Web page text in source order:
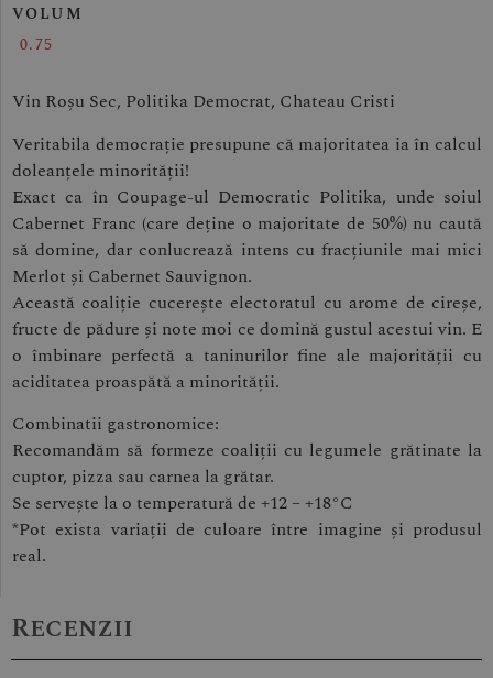
VOLUM
0.75
Vin Roșu Sec, Politika Democrat, Chateau Cristi
Veritabila democrație presupune că majoritatea ia în calcul
doleanțele minorității!
Exact ca în Coupage-ul Democratic Politika, unde soiul
Cabernet Franc (care deține o majoritate de 50%) nu caută
să domine, dar conlucrează intens cu fracțiunile mai mici
Merlot și Cabernet Sauvignon.
Această coaliție cucerește electoratul cu arome de cireșe,
fructe de pădure și note moi ce domină gustul acestui vin. E
o îmbinare perfectă a taninurilor fine ale majorității cu
aciditatea proaspătă a minorității.
Combinatii gastronomice:
Recomandăm să formeze coaliții cu legumele grătinate la
cuptor, pizza sau carnea la grătar.
Se servește la o temperatură de +12 – +18°C
*Pot exista variații de culoare între imagine și produsul
real.
Recenzii